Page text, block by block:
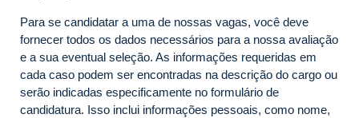
Para se candidatar a uma de nossas vagas, você deve
fornecer todos os dados necessários para a nossa avaliação
e a sua eventual seleção. As informações requeridas em
cada caso podem ser encontradas na descrição do cargo ou
serão indicadas especificamente no formulário de
candidatura. Isso inclui informações pessoais, como nome,